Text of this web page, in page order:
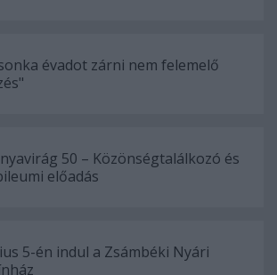
évadot zárni nem felemelő
50 – Közönségtalálkozó és
előadás
5-én indul a Zsámbéki Nyári